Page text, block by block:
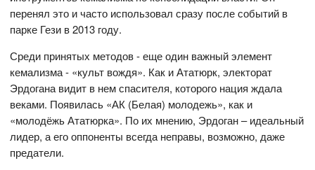
перенял это и часто использовал сразу после событий в
парке Гези в 2013 году.
Среди принятых методов - еще один важный элемент
кемализма - «культ вождя». Как и Ататюрк, электорат
Эрдогана видит в нем спасителя, которого нация ждала
веками. Появилась «АК (Белая) молодежь», как и
«молодёжь Ататюрка». По их мнению, Эрдоган – идеальный
лидер, а его оппоненты всегда неправы, возможно, даже
предатели.